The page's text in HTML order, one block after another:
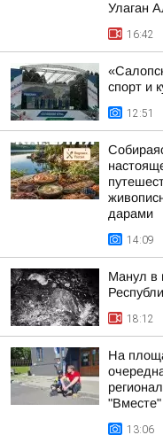
Улаган
16:42
спорт и
12:51
дарами
14:09
Манул в
18:12
На
"Вместе"
13:06